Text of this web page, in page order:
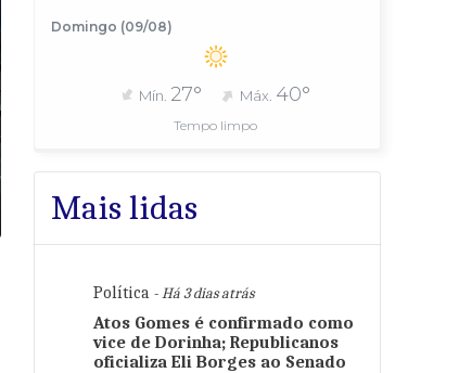
Domingo (09/08)
Mín. 27° Máx. 40°
Tempo limpo
Mais lidas
Política - Há 3 dias atrás
Atos Gomes é confirmado como
vice de Dorinha; Republicanos
oficializa Eli Borges ao Senado